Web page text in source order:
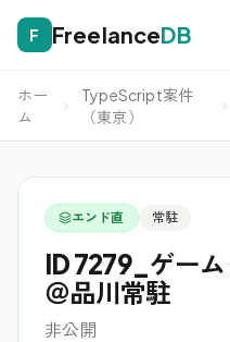
F FreelanceDB
ホー
ム
TypeScript案件
（東京）
エンド直 常駐
ID 7279_ゲー
＠品川常駐
非公開